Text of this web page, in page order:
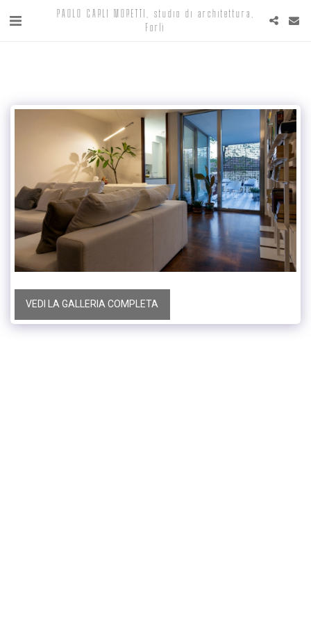
PAOLO CARLI MORETTI, studio di architettura,
Forlì
VEDI LA GALLERIA COMPLETA